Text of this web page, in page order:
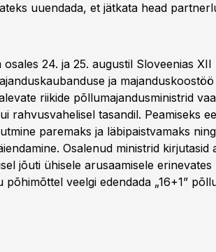
uuendada, et jätkata head
24. ja 25. augustil Sloveenias XII
ja
riikide põllumajandusministrid
rahvusvahelisel tasandil. Peamiseks
paremaks ja läbipaistvamaks ning
Osalenud ministrid kirjutasid
jõuti ühisele arusaamisele erinevates
veelgi edendada „16+1”